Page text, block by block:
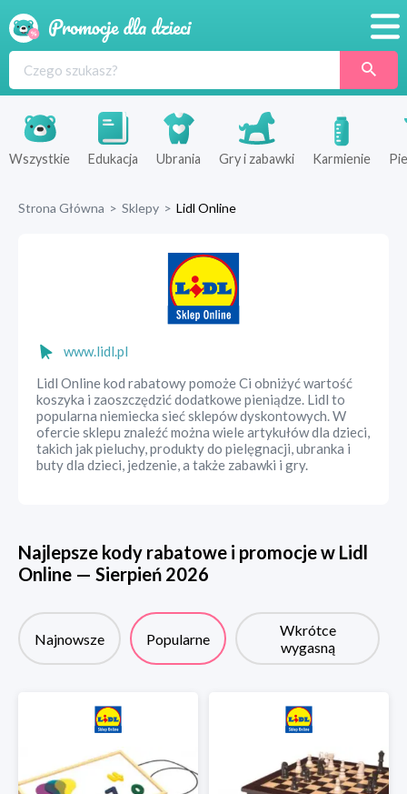
Produkty
Sklepy
Wszystkie Edukacja Ubrania Gry i zabawki Karmienie
Strona Główna > Sklepy > Lidl Online
www.lidl.pl
Lidl Online kod rabatowy pomoże Ci obniżyć wartość
koszyka i zaoszczędzić dodatkowe pieniądze. Lidl to
popularna niemiecka sieć sklepów dyskontowych. W
ofercie sklepu znaleźć można wiele artykułów dla dzieci,
takich jak pieluchy, produkty do pielęgnacji, ubranka i
buty dla dzieci, jedzenie, a także zabawki i gry.
Najlepsze kody rabatowe i promocje w Lidl
Online — Sierpień 2026
Najnowsze Popularne
Wkrótce
wygasną